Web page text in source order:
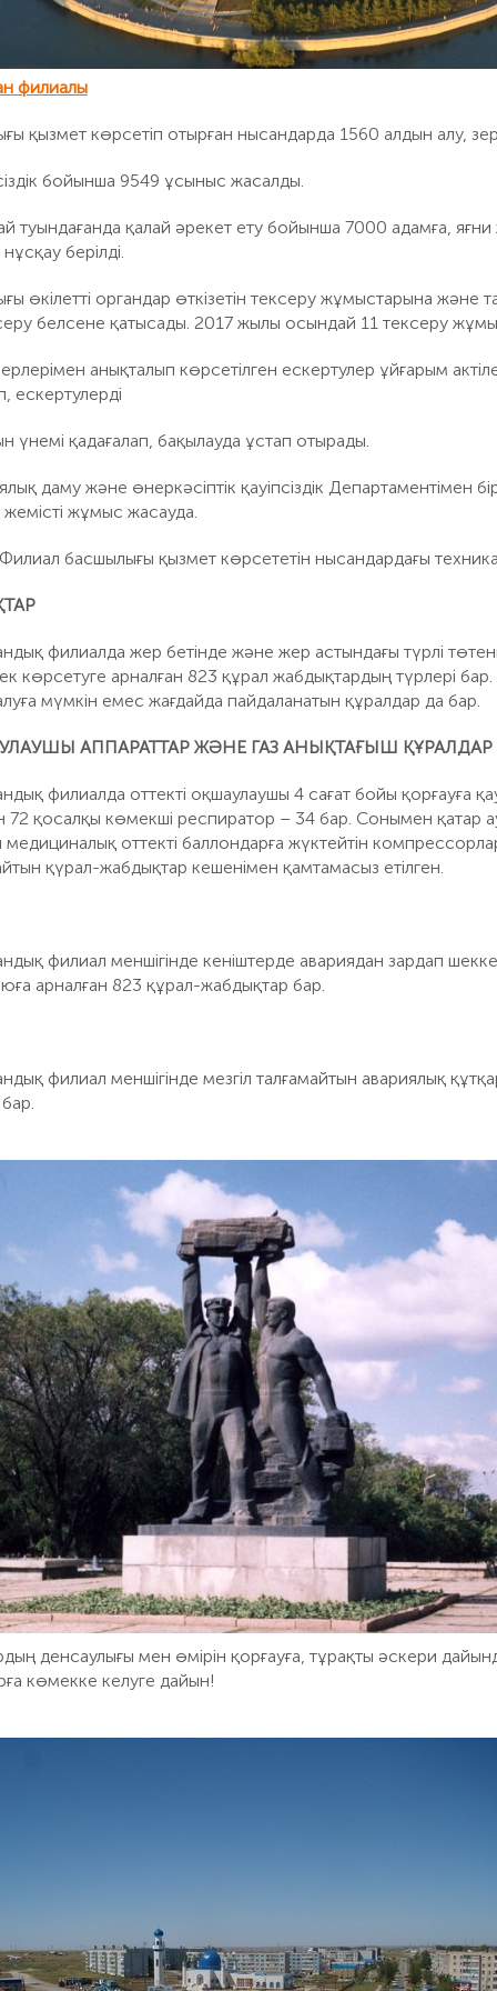
филиалы
қызмет көрсетіп отырған нысандарда 1560 алдын алу,
бойынша 9549 ұсыныс жасалды.
туындағанда қалай әрекет ету бойынша 7000 адамға,
берілді.
өкілетті органдар өткізетін тексеру жұмыстарына
белсене қатысады. 2017 жылы осындай 11 тексеру
анықталып көрсетілген ескертулер ұйғарым
ескертулерді
үнемі қадағалап, бақылауда ұстап отырады.
даму және өнеркәсіптік қауіпсіздік Департаментімен
жұмыс жасауда.
басшылығы қызмет көрсететін нысандардағы
филиалда жер бетінде және жер астындағы түрлі
көрсетуге арналған 823 құрал жабдықтардың түрлері
мүмкін емес жағдайда пайдаланатын құралдар да бар.
АППАРАТТАР ЖӘНЕ ГАЗ АНЫҚТАҒЫШ ҚҰРАЛДАР
филиалда оттекті оқшаулаушы 4 сағат бойы қорғауға
72 қосалқы көмекші респиратор – 34 бар. Сонымен қатар
оттекті баллондарға жүктейтін
қүрал-жабдықтар кешенімен қамтамасыз етілген.
филиал меншігінде кеніштерде авариядан зардап
арналған 823 құрал-жабдықтар бар.
филиал меншігінде мезгіл талғамайтын авариялық
денсаулығы мен өмірін қорғауға, тұрақты әскери
көмекке келуге дайын!